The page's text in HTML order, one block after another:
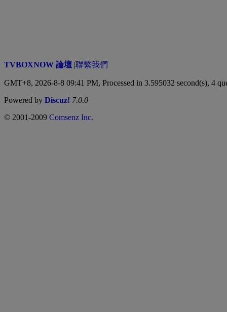
TVBOXNOW 論壇 |聯繫我們
GMT+8, 2026-8-8 09:41 PM, Processed in 3.595032 second(s), 4
Powered by Discuz! 7.0.0
© 2001-2009 Comsenz Inc.